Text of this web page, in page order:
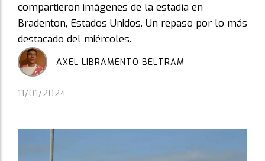
compartieron imágenes de la estadía en
Bradenton, Estados Unidos. Un repaso por lo más
destacado del miércoles.
11/01/2024
AXEL LIBRAMENTO BELTRAM